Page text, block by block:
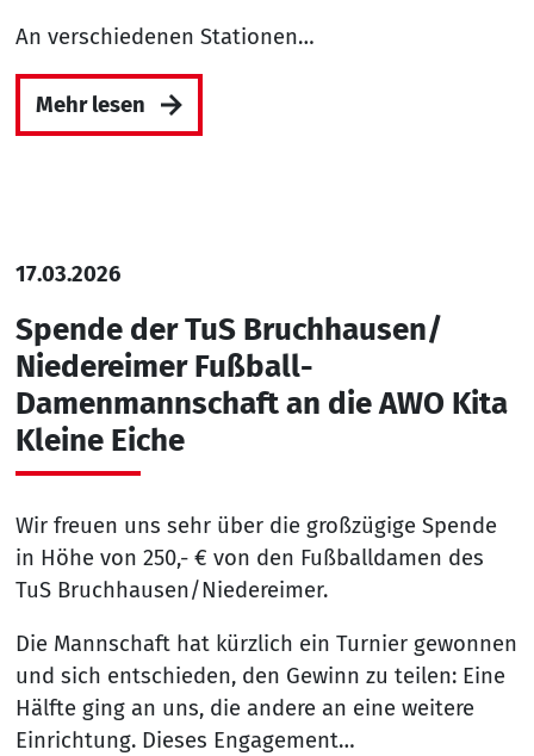
An verschiedenen Stationen…
Mehr lesen
17.03.2026
Spende der TuS Bruchhausen/
Niedereimer Fußball-
Damenmannschaft an die AWO Kita
Kleine Eiche
Wir freuen uns sehr über die großzügige Spende
in Höhe von 250,- € von den Fußballdamen des
TuS Bruchhausen/Niedereimer.
Die Mannschaft hat kürzlich ein Turnier gewonnen
und sich entschieden, den Gewinn zu teilen: Eine
Hälfte ging an uns, die andere an eine weitere
Einrichtung. Dieses Engagement…